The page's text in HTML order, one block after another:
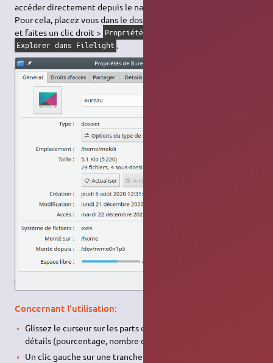
accéder directement depuis le navigateur de fichier.
Pour cela, placez vous dans le dossier que vous désirez analyser
et faites un clic droit > Propriétés
Explorer dans Filelight .
Concernant l'utilisation:
Glissez le curseur sur les parts de camemberts pour des
détails (pourcentage, nombre de fichiers…)
Un clic gauche sur une tranche de camembert permet